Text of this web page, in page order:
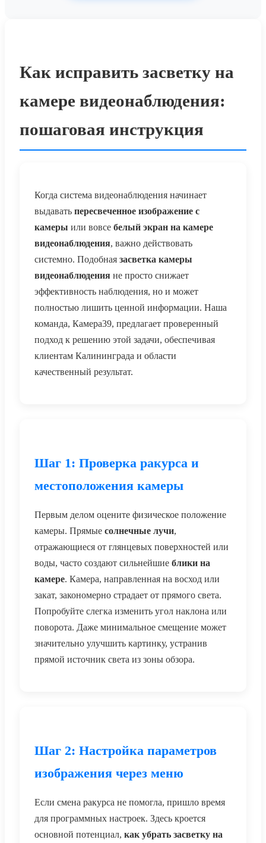
Как исправить засветку на
камере видеонаблюдения:
пошаговая инструкция
Когда система видеонаблюдения начинает
выдавать пересвеченное изображение с
камеры или вовсе белый экран на камере
видеонаблюдения, важно действовать
системно. Подобная засветка камеры
видеонаблюдения не просто снижает
эффективность наблюдения, но и может
полностью лишить ценной информации. Наша
команда, Камера39, предлагает проверенный
подход к решению этой задачи, обеспечивая
клиентам Калининграда и области
качественный результат.
Шаг 1: Проверка ракурса и
местоположения камеры
Первым делом оцените физическое положение
камеры. Прямые солнечные лучи,
отражающиеся от глянцевых поверхностей или
воды, часто создают сильнейшие блики на
камере. Камера, направленная на восход или
закат, закономерно страдает от прямого света.
Попробуйте слегка изменить угол наклона или
поворота. Даже минимальное смещение может
значительно улучшить картинку, устранив
прямой источник света из зоны обзора.
Шаг 2: Настройка параметров
изображения через меню
Если смена ракурса не помогла, пришло время
для программных настроек. Здесь кроется
основной потенциал, как убрать засветку на